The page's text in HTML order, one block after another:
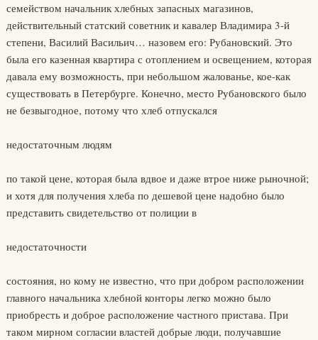
семейством начальник хлебных запасных магазинов,
действительный статский советник и кавалер Владимира 3-й
степени, Василий Васильич… назовем его: Рубановский. Это
была его казенная квартира с отоплением и освещением, которая
давала ему возможность, при небольшом жалованье, кое-как
существовать в Петербурге. Конечно, место Рубановского было
не безвыгодное, потому что хлеб отпускался
недостаточным людям
по такой цене, которая была вдвое и даже втрое ниже рыночной;
и хотя для получения хлеба по дешевой цене надобно было
представить свидетельство от полиции в
недостаточности
состояния, но кому не известно, что при добром расположении
главного начальника хлебной конторы легко можно было
приобресть и доброе расположение частного пристава. При
таком мирном согласии властей добрые люди, получавшие